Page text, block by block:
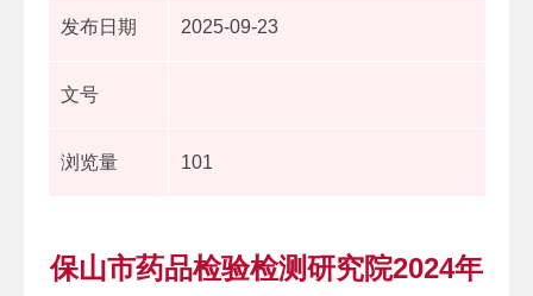
发布日期 2025-09-23
文号
浏览量 101
保山市药品检验检测研究院2024年